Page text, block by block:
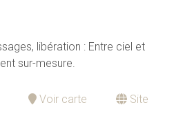
libération : Entre ciel et
sur-mesure.
Voir carte
Site